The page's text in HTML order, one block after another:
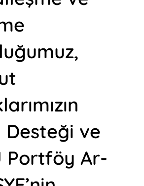
Desteği ve
Portföy Ar-